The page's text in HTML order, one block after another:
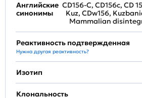
Английские
синонимы
CD156-C, CD156c, CD
Kuz, CDw156,
Mammalian
Реактивность подтвержденная
Нужна другая реактивность?
Изотип
Клональность